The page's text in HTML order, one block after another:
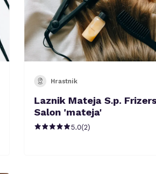
Hrastnik
Laznik Mateja S.p.
Salon 'mateja'
5.0(2)